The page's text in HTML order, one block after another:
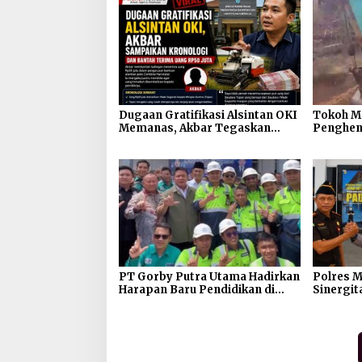
Dugaan Gratifikasi Alsintan OKI
Memanas, Akbar Tegaskan
Tokoh
Tanah
PT Gorby Putra Utama Hadirkan
Harapan Baru Pendidikan di
Polres